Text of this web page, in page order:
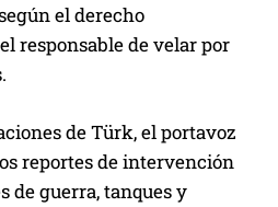
el derecho
responsable de velar por
de Türk, el portavoz
reportes de intervención
de guerra, tanques y